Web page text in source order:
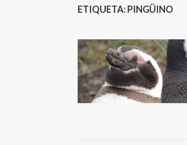
ETIQUETA:PINGÜINO